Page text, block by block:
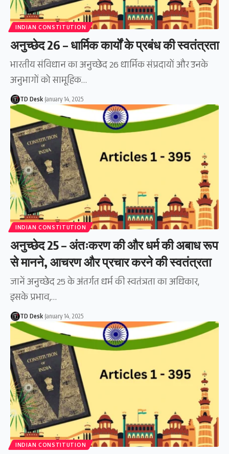
INDIAN CONSTITUTION
अनुच्छेद 26 – धार्मिक कार्यों के प्रबंध की स्वतंत्रता
भारतीय संविधान का अनुच्छेद 26 धार्मिक संप्रदायों और उनके
अनुभागों को सामूहिक…
TD Desk January 14, 2025
INDIAN CONSTITUTION
अनुच्छेद 25 – अंतःकरण की और धर्म की अबाध रूप
से मानने, आचरण और प्रचार करने की स्वतंत्रता
जानें अनुच्छेद 25 के अंतर्गत धर्म की स्वतंत्रता का अधिकार,
इसके प्रभाव,…
TD Desk January 14, 2025
INDIAN CONSTITUTION